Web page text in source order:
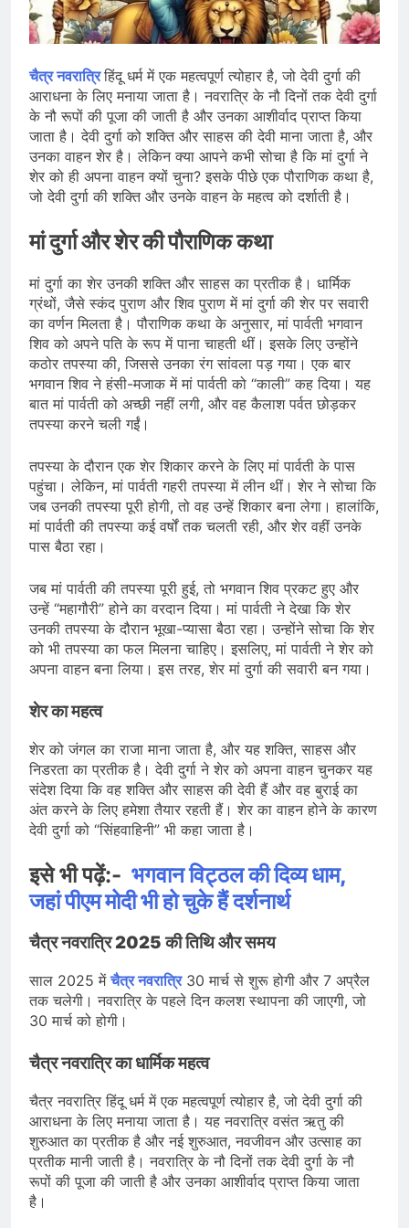
जारी किया, दिल्ली-NCR समेत कई क्षेत्रों में
जलभराव और बाढ़ की आशंका
August 6, 2026
जंतर-मंतर पुलिस कार्रवाई पर संसद में विपक्ष
का हंगामा तेज़, सरकार से जवाब की मांग
August 6, 2026
राष्ट्रीय हथकरघा दिवस की तैयारियाँ तेज़,
देशभर में बुनकरों और हस्तशिल्प प्रदर्शनियों का
होगा आयोजन
August 5, 2026
चैत्र नवरात्रिहिंदू धर्म में एक महत्वपूर्ण त्योहार है, जो देवी दुर्गा की
आराधना के लिए मनाया जाता है। नवरात्रि के नौ दिनों तक देवी दुर्गा
के नौ रूपों की पूजा की जाती है और उनका आशीर्वाद प्राप्त किया
जाता है। देवी दुर्गा को शक्ति और साहस की देवी माना जाता है, और
उनका वाहन शेर है। लेकिन क्या आपने कभी सोचा है कि मां दुर्गा ने
शेर को ही अपना वाहन क्यों चुना? इसके पीछे एक पौराणिक कथा है,
जो देवी दुर्गा की शक्ति और उनके वाहन के महत्व को दर्शाती है।
मां दुर्गा और शेर की पौराणिक कथा
मां दुर्गा का शेर उनकी शक्ति और साहस का प्रतीक है। धार्मिक
ग्रंथों, जैसे स्कंद पुराण और शिव पुराण में मां दुर्गा की शेर पर सवारी
का वर्णन मिलता है। पौराणिक कथा के अनुसार, मां पार्वती भगवान
शिव को अपने पति के रूप में पाना चाहती थीं। इसके लिए उन्होंने
कठोर तपस्या की, जिससे उनका रंग सांवला पड़ गया। एक बार
भगवान शिव ने हंसी-मजाक में मां पार्वती को “काली” कह दिया। यह
बात मां पार्वती को अच्छी नहीं लगी, और वह कैलाश पर्वत छोड़कर
तपस्या करने चली गईं।
तपस्या के दौरान एक शेर शिकार करने के लिए मां पार्वती के पास
पहुंचा। लेकिन, मां पार्वती गहरी तपस्या में लीन थीं। शेर ने सोचा कि
जब उनकी तपस्या पूरी होगी, तो वह उन्हें शिकार बना लेगा। हालांकि,
मां पार्वती की तपस्या कई वर्षों तक चलती रही, और शेर वहीं उनके
पास बैठा रहा।
जब मां पार्वती की तपस्या पूरी हुई, तो भगवान शिव प्रकट हुए और
उन्हें “महागौरी” होने का वरदान दिया। मां पार्वती ने देखा कि शेर
उनकी तपस्या के दौरान भूखा-प्यासा बैठा रहा। उन्होंने सोचा कि शेर
को भी तपस्या का फल मिलना चाहिए। इसलिए, मां पार्वती ने शेर को
अपना वाहन बना लिया। इस तरह, शेर मां दुर्गा की सवारी बन गया।
शेर का महत्व
शेर को जंगल का राजा माना जाता है, और यह शक्ति, साहस और
निडरता का प्रतीक है। देवी दुर्गा ने शेर को अपना वाहन चुनकर यह
संदेश दिया कि वह शक्ति और साहस की देवी हैं और वह बुराई का
अंत करने के लिए हमेशा तैयार रहती हैं। शेर का वाहन होने के कारण
देवी दुर्गा को “सिंहवाहिनी” भी कहा जाता है।
इसे भी पढ़ें:- भगवान विट्ठल की दिव्य धाम,
जहां पीएम मोदी भी हो चुके हैं दर्शनार्थ
चैत्र नवरात्रि 2025 की तिथि और समय
साल 2025 मेंचैत्र नवरात्रि30 मार्च से शुरू होगी और 7 अप्रैल
तक चलेगी। नवरात्रि के पहले दिन कलश स्थापना की जाएगी, जो
30 मार्च को होगी।
चैत्र नवरात्रि का धार्मिक महत्व
चैत्र नवरात्रि हिंदू धर्म में एक महत्वपूर्ण त्योहार है, जो देवी दुर्गा की
आराधना के लिए मनाया जाता है। यह नवरात्रि वसंत ऋतु की
शुरुआत का प्रतीक है और नई शुरुआत, नवजीवन और उत्साह का
प्रतीक मानी जाती है। नवरात्रि के नौ दिनों तक देवी दुर्गा के नौ
रूपों की पूजा की जाती है और उनका आशीर्वाद प्राप्त किया जाता
है।